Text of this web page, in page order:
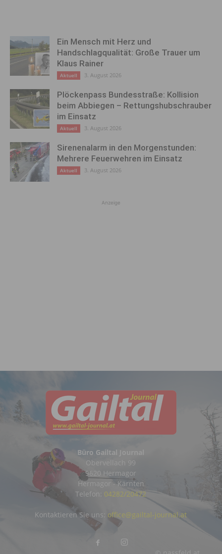
Ein Mensch mit Herz und
Handschlagqualität: Große Trauer um
Klaus Rainer
Aktuell 3. August 2026
Plöckenpass Bundesstraße: Kollision
beim Abbiegen – Rettungshubschrauber
im Einsatz
Aktuell 3. August 2026
Sirenenalarm in den Morgenstunden:
Mehrere Feuerwehren im Einsatz
Aktuell 3. August 2026
Anzeige
Büro Gailtal Journal
Obervellach 99
9620 Hermagor
Hermagor - Kärnten
Telefon: 04282/20472
Kontaktieren Sie uns: office@gailtal-journal.at